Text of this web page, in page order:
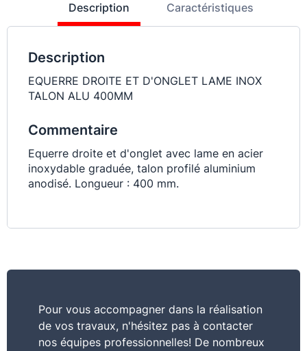
Description Caractéristiques
Description
EQUERRE DROITE ET D'ONGLET LAME INOX
TALON ALU 400MM
Commentaire
Equerre droite et d'onglet avec lame en acier
inoxydable graduée, talon profilé aluminium
anodisé. Longueur : 400 mm.
Pour vous accompagner dans la réalisation
de vos travaux, n'hésitez pas à contacter
nos équipes professionnelles! De nombreux